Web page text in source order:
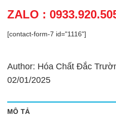
ZALO :
[contact-form-7 id="1116"]
Author: Hóa Chất Đắc
02/01/2025
MÔ TẢ